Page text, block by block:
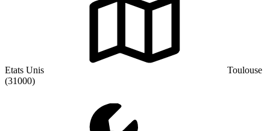
Etats Unis
Toulouse
(31000)